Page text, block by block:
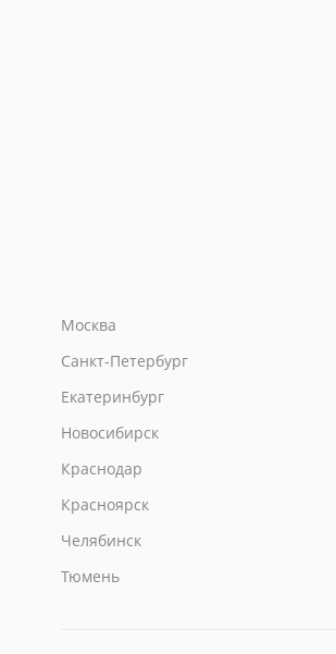
Москва
Санкт-Петербург
Екатеринбург
Новосибирск
Краснодар
Красноярск
Челябинск
Тюмень